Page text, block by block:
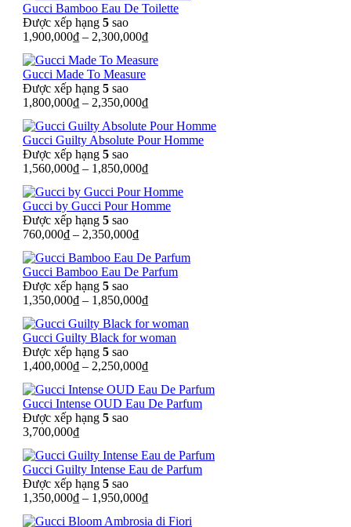
Gucci Bamboo Eau De Toilette
Được xếp hạng 5 sao
1,900,000₫ – 2,300,000₫
Gucci Made To Measure
Được xếp hạng 5 sao
1,800,000₫ – 2,350,000₫
Gucci Guilty Absolute Pour Homme
Được xếp hạng 5 sao
1,560,000₫ – 1,850,000₫
Gucci by Gucci Pour Homme
Được xếp hạng 5 sao
760,000₫ – 2,350,000₫
Gucci Bamboo Eau De Parfum
Được xếp hạng 5 sao
1,350,000₫ – 1,850,000₫
Gucci Guilty Black for woman
Được xếp hạng 5 sao
1,400,000₫ – 2,250,000₫
Gucci Intense OUD Eau De Parfum
Được xếp hạng 5 sao
3,700,000₫
Gucci Guilty Intense Eau de Parfum
Được xếp hạng 5 sao
1,350,000₫ – 1,950,000₫